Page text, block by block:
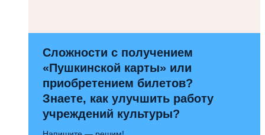
Сложности с получением
«Пушкинской карты» или
приобретением билетов?
Знаете, как улучшить работу
учреждений культуры?